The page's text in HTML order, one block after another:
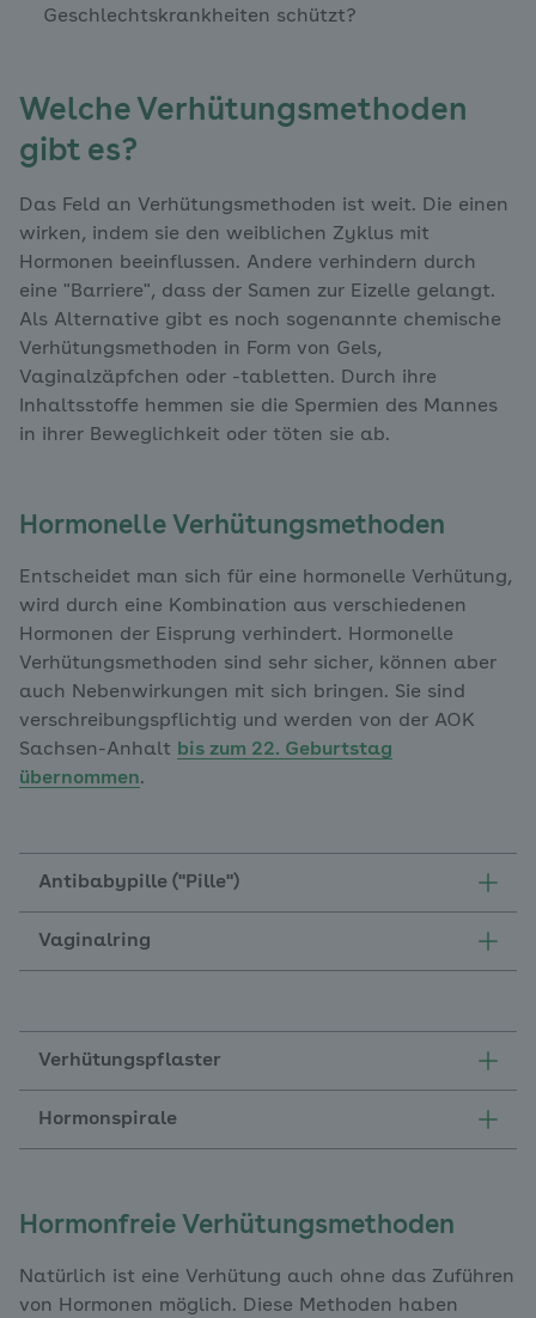
Geschlechtskrankheiten schützt?
Welche Verhütungsmethoden
gibt es?
Das Feld an Verhütungsmethoden ist weit. Die einen
wirken, indem sie den weiblichen Zyklus mit
Hormonen beeinflussen. Andere verhindern durch
eine "Barriere", dass der Samen zur Eizelle gelangt.
Als Alternative gibt es noch sogenannte chemische
Verhütungsmethoden in Form von Gels,
Vaginalzäpfchen oder -tabletten. Durch ihre
Inhaltsstoffe hemmen sie die Spermien des Mannes
in ihrer Beweglichkeit oder töten sie ab.
Hormonelle Verhütungsmethoden
Entscheidet man sich für eine hormonelle Verhütung,
wird durch eine Kombination aus verschiedenen
Hormonen der Eisprung verhindert. Hormonelle
Verhütungsmethoden sind sehr sicher, können aber
auch Nebenwirkungen mit sich bringen. Sie sind
verschreibungspflichtig und werden von der AOK
Sachsen-Anhalt bis zum 22. Geburtstag
übernommen.
Antibabypille ("Pille")
Vaginalring
Verhütungspflaster
Hormonspirale
Hormonfreie Verhütungsmethoden
Natürlich ist eine Verhütung auch ohne das Zuführen
von Hormonen möglich. Diese Methoden haben